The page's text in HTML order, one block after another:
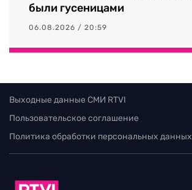
были гусеницами
06.08.2026 / 20:59
Выходные данные СМИ RTVI
Пользовательское соглашение
Политика обработки персональных данных